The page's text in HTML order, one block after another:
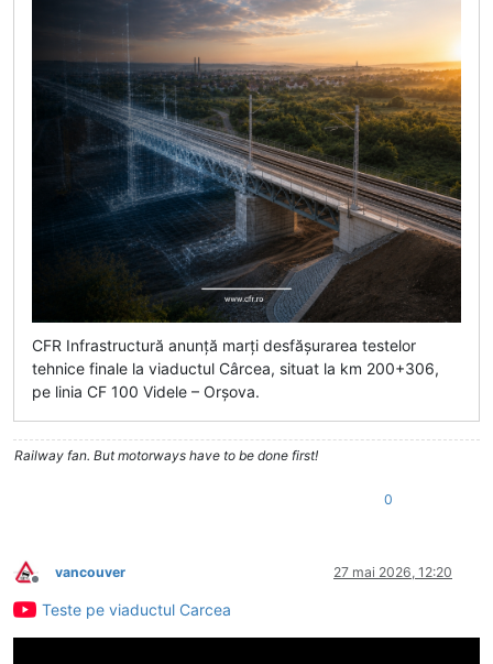
CFR Infrastructură anunță marți desfășurarea testelor
tehnice finale la viaductul Cârcea, situat la km 200+306,
pe linia CF 100 Videle – Orșova.
Railway fan. But motorways have to be done first!
0
Deconectat
vancouver 27 mai 2026, 12:20
Teste pe viaductul Carcea